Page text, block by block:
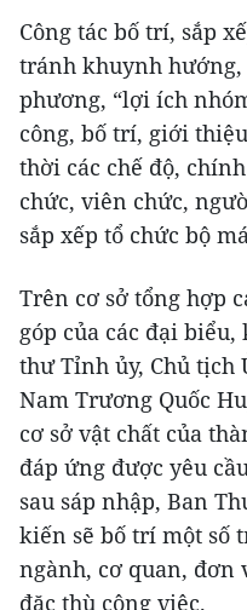
Công tác bố trí, sắp
tránh khuynh
phương, “lợi ích
công, bố trí, giới
thời các chế độ,
chức, viên chức,
sắp xếp tổ chức bộ
Trên cơ sở tổng hợp
góp của các đại
thư Tỉnh ủy, Chủ tịch
Nam Trương Quốc
cơ sở vật chất của
đáp ứng được yêu
sau sáp nhập, Ban
kiến sẽ bố trí một số
ngành, cơ quan,
đặc thù công việc.